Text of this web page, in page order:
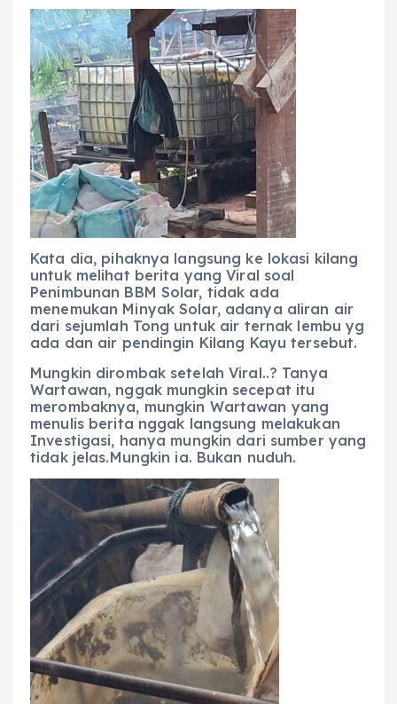
Kata dia, pihaknya langsung ke lokasi kilang
untuk melihat berita yang Viral soal
Penimbunan BBM Solar, tidak ada
menemukan Minyak Solar, adanya aliran air
dari sejumlah Tong untuk air ternak lembu yg
ada dan air pendingin Kilang Kayu tersebut.
Mungkin dirombak setelah Viral..? Tanya
Wartawan, nggak mungkin secepat itu
merombaknya, mungkin Wartawan yang
menulis berita nggak langsung melakukan
Investigasi, hanya mungkin dari sumber yang
tidak jelas.Mungkin ia. Bukan nuduh.